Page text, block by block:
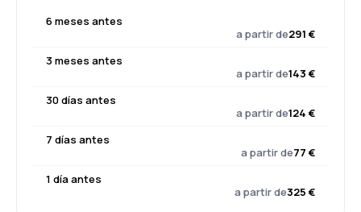
6 meses antes
a partir de291 €
3 meses antes
a partir de143 €
30 días antes
a partir de124 €
7 días antes
a partir de77 €
1 día antes
a partir de325 €